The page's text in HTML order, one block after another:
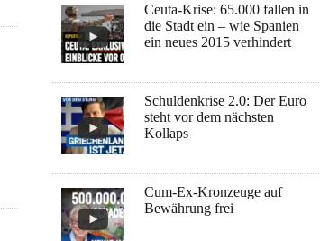
Ceuta-Krise: 65.000 fallen in
die Stadt ein – wie Spanien
ein neues 2015 verhindert
Schuldenkrise 2.0: Der Euro
steht vor dem nächsten
Kollaps
Cum-Ex-Kronzeuge auf
Bewährung frei